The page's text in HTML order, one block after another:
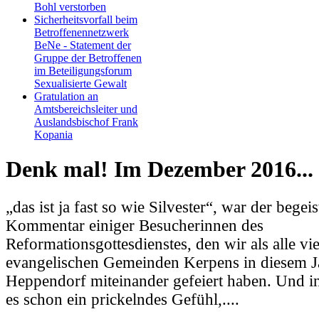
Bohl verstorben
Sicherheitsvorfall beim
Betroffenennetzwerk
BeNe - Statement der
Gruppe der Betroffenen
im Beteiligungsforum
Sexualisierte Gewalt
Gratulation an
Amtsbereichsleiter und
Auslandsbischof Frank
Kopania
Denk mal! Im Dezember 2016...
„das ist ja fast so wie Silvester“, war der
Kommentar einiger Besucherinnen des
Reformationsgottesdienstes, den wir als alle
evangelischen Gemeinden Kerpens in diesem
Heppendorf miteinander gefeiert haben. Und
es schon ein prickelndes Gefühl,....